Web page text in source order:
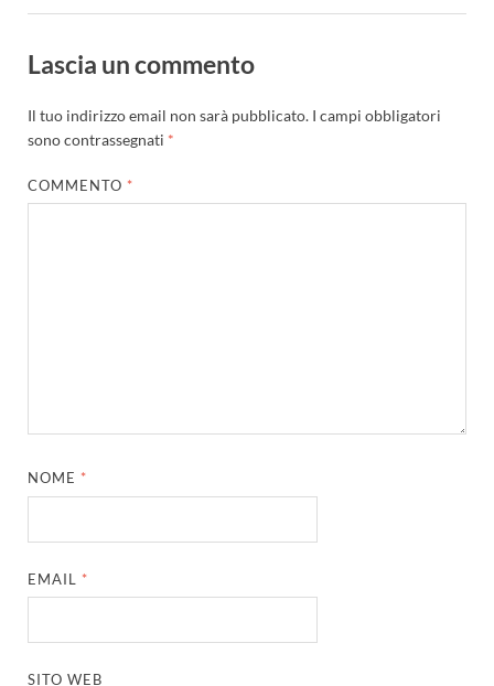
Lascia un commento
Il tuo indirizzo email non sarà pubblicato. I campi obbligatori
sono contrassegnati *
COMMENTO *
NOME *
EMAIL *
SITO WEB